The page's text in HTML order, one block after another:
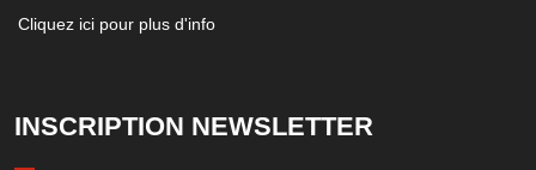
Cliquez ici pour plus d'info
INSCRIPTION NEWSLETTER